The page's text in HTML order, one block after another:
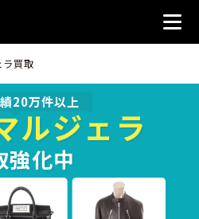
ラ買取
20万件以上
ルジェラ
強化中